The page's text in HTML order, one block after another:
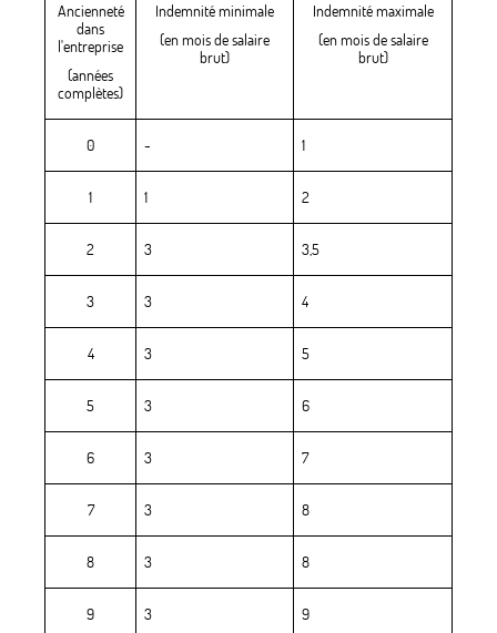
Ancienneté
dans
l'entreprise
(années
complètes)
Indemnité minimale
(en mois de salaire
brut)
Indemnité maximale
(en mois de salaire
brut)
0 - 1
1 1 2
2 3 3,5
3 3 4
4 3 5
5 3 6
6 3 7
7 3 8
8 3 8
9 3 9